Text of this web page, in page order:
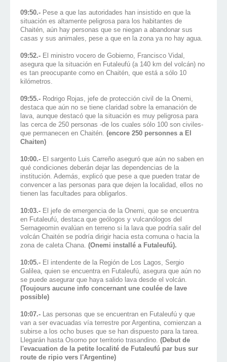
09:50.- Pese a que las autoridades han insistido en que la
situación es altamente peligrosa para los habitantes de
Chaitén, aún hay personas que se niegan a abandonar sus
casas y sus animales, pese a que en la zona ya no hay agua.
09:52.- El ministro vocero de Gobierno, Francisco Vidal,
asegura que la situación en Futaleufú (a 140 km del volcán) no
es tan preocupante como en Chaitén, que está a sólo 10
kilómetros.
09:55.- Rodrigo Rojas, jefe de protección civil de la Onemi,
destaca que aún no se tiene claridad sobre la emanación de
lava, aunque destacó que la situación es muy peligrosa para
las cerca de 250 personas -de los cuales sólo 100 son civiles-
que permanecen en Chaitén. (encore 250 personnes a El
Chaiten)
10:00.- El sargento Luis Carreño aseguró que aún no saben en
qué condiciones deberán dejar las dependencias de la
institución. Además, explicó que pese a que pueden tratar de
convencer a las personas para que dejen la localidad, ellos no
tienen las facultades para obligarlos.
10:03.- El jefe de emergencia de la Onemi, que se encuentra
en Futaleufú, destaca que geólogos y vulcanólogos del
Sernageomin evalúan en terreno si la lava que podría salir del
volcán Chaitén se podría dirigir hacia esta comuna o hacia la
zona de caleta Chana. (Onemi installé a Futaleufú).
10:05.- El intendente de la Región de Los Lagos, Sergio
Galilea, quien se encuentra en Futaleufú, asegura que aún no
se puede asegurar que haya salido lava desde el volcán.
(Toujours aucune info concernant une coulée de lave
possible)
10:07.- Las personas que se encuentran en Futaleufú y que
van a ser evacuadas vía terrestre por Argentina, comienzan a
subirse a los ocho buses que se han dispuesto para la tarea.
Llegarán hasta Osorno por territorio trasandino. (Debut de
l'evacuation de la petite localité de Futaleufú par bus sur
route de ripio vers l'Argentine)